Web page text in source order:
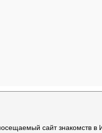
сайт знакомств в